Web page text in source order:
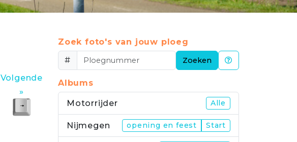
Volgende
»
Zoek foto's van jouw ploeg
#
Zoeken
Albums
Motorrijder Alle
Nijmegen opening en feest Start